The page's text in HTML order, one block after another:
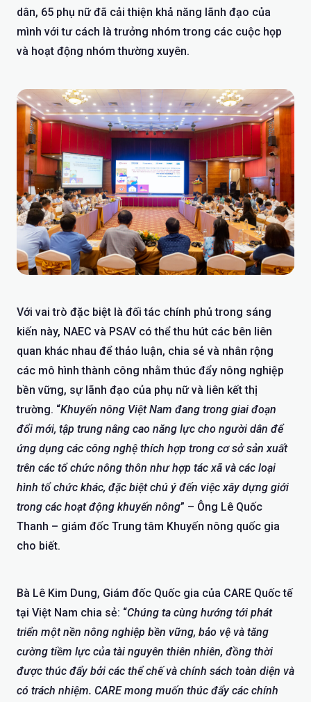
dân, 65 phụ nữ đã cải thiện khả năng lãnh đạo của
mình với tư cách là trưởng nhóm trong các cuộc họp
và hoạt động nhóm thường xuyên.
Với vai trò đặc biệt là đối tác chính phủ trong sáng
kiến này, NAEC và PSAV có thể thu hút các bên liên
quan khác nhau để thảo luận, chia sẻ và nhân rộng
các mô hình thành công nhằm thúc đẩy nông nghiệp
bền vững, sự lãnh đạo của phụ nữ và liên kết thị
trường. “Khuyến nông Việt Nam đang trong giai đoạn
đổi mới, tập trung nâng cao năng lực cho người dân để
ứng dụng các công nghệ thích hợp trong cơ sở sản xuất
trên các tổ chức nông thôn như hợp tác xã và các loại
hình tổ chức khác, đặc biệt chú ý đến việc xây dựng giới
trong các hoạt động khuyến nông” – Ông Lê Quốc
Thanh – giám đốc Trung tâm Khuyến nông quốc gia
cho biết.
Bà Lê Kim Dung, Giám đốc Quốc gia của CARE Quốc tế
tại Việt Nam chia sẻ: “Chúng ta cùng hướng tới phát
triển một nền nông nghiệp bền vững, bảo vệ và tăng
cường tiềm lực của tài nguyên thiên nhiên, đồng thời
được thúc đẩy bởi các thể chế và chính sách toàn diện và
có trách nhiệm. CARE mong muốn thúc đẩy các chính